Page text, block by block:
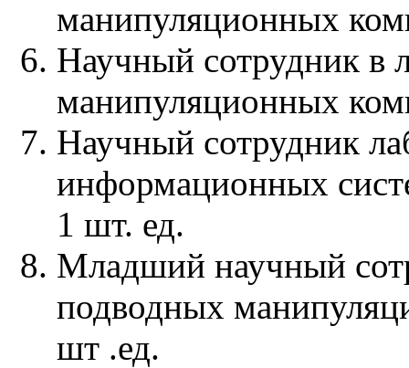
манипуляционных
Научный сотрудник в
манипуляционных
Научный сотрудник
информационных
1 шт. ед.
Младший научный
подводных
шт .ед.